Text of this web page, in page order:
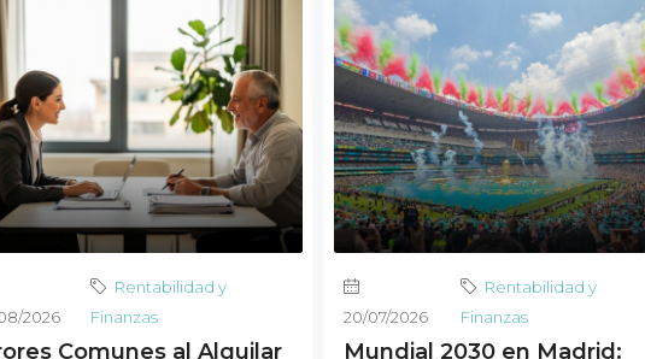
2026
Rentabilidad y
Finanzas
Comunes al Alquilar
20/07/2026
Rentabilidad y
Finanzas
Mundial 2030 en Madrid: